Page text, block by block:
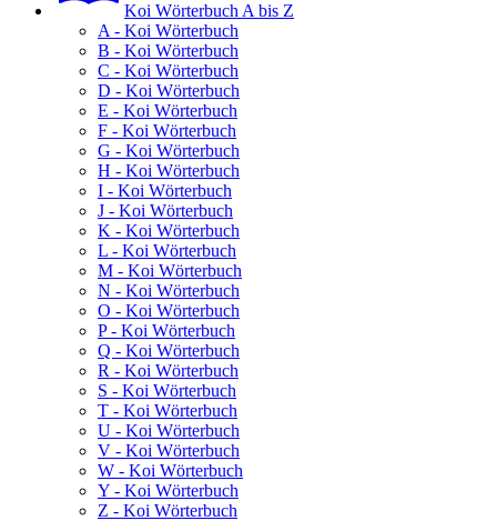
Koi Wörterbuch A bis Z
A - Koi Wörterbuch
B - Koi Wörterbuch
C - Koi Wörterbuch
D - Koi Wörterbuch
E - Koi Wörterbuch
F - Koi Wörterbuch
G - Koi Wörterbuch
H - Koi Wörterbuch
I - Koi Wörterbuch
J - Koi Wörterbuch
K - Koi Wörterbuch
L - Koi Wörterbuch
M - Koi Wörterbuch
N - Koi Wörterbuch
O - Koi Wörterbuch
P - Koi Wörterbuch
Q - Koi Wörterbuch
R - Koi Wörterbuch
S - Koi Wörterbuch
T - Koi Wörterbuch
U - Koi Wörterbuch
V - Koi Wörterbuch
W - Koi Wörterbuch
Y - Koi Wörterbuch
Z - Koi Wörterbuch